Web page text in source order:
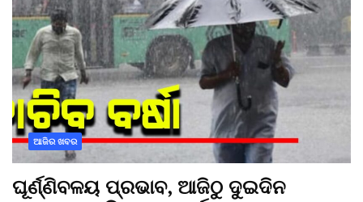
ଆଜିର ଖବର
ଘୂର୍ଣ୍ଣିବଳୟ ପ୍ରଭାବ, ଆଜିଠୁ ଦୁଇଦିନ